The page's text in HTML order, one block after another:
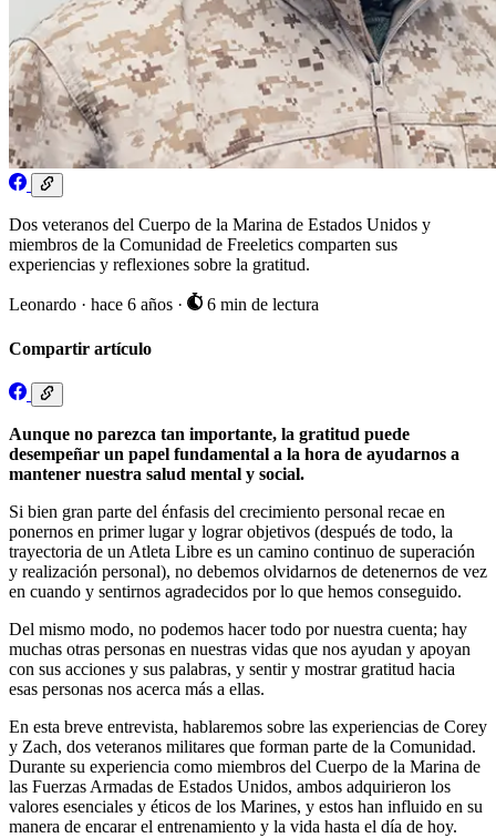
Dos veteranos del Cuerpo de la Marina de Estados Unidos y
miembros de la Comunidad de Freeletics comparten sus
experiencias y reflexiones sobre la gratitud.
Leonardo · hace 6 años · 6 min de lectura
Compartir artículo
Aunque no parezca tan importante, la gratitud puede
desempeñar un papel fundamental a la hora de ayudarnos a
mantener nuestra salud mental y social.
Si bien gran parte del énfasis del crecimiento personal recae en
ponernos en primer lugar y lograr objetivos (después de todo, la
trayectoria de un Atleta Libre es un camino continuo de superación
y realización personal), no debemos olvidarnos de detenernos de vez
en cuando y sentirnos agradecidos por lo que hemos conseguido.
Del mismo modo, no podemos hacer todo por nuestra cuenta; hay
muchas otras personas en nuestras vidas que nos ayudan y apoyan
con sus acciones y sus palabras, y sentir y mostrar gratitud hacia
esas personas nos acerca más a ellas.
En esta breve entrevista, hablaremos sobre las experiencias de Corey
y Zach, dos veteranos militares que forman parte de la Comunidad.
Durante su experiencia como miembros del Cuerpo de la Marina de
las Fuerzas Armadas de Estados Unidos, ambos adquirieron los
valores esenciales y éticos de los Marines, y estos han influido en su
manera de encarar el entrenamiento y la vida hasta el día de hoy.